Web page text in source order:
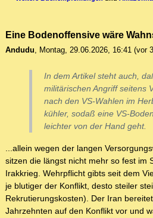
Eine Bodenoffensive wäre
Andudu, Montag, 29.06.2026, 16:41 (vor
In dem Artikel steht auch,
militärischen Angriff seitens
nach den VS-Wahlen im
kühler, sodaß eine VS-
leichter von der Hand geht.
...allein wegen der langen
sitzen die längst nicht mehr so fest im
Irakkrieg. Wehrpflicht gibts seit dem
je blutiger der Konflikt, desto steiler
Rekrutierungskosten). Der Iran
Jahrzehnten auf den Konflikt vor und